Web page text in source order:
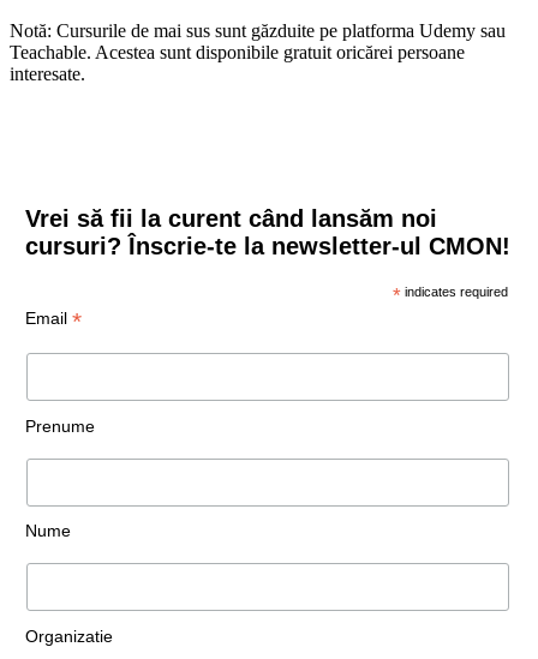
Notă: Cursurile de mai sus sunt găzduite pe platforma Udemy sau
Teachable. Acestea sunt disponibile gratuit oricărei persoane
interesate.
Vrei să fii la curent când lansăm noi
cursuri? Înscrie-te la newsletter-ul CMON!
* indicates required
Email *
Prenume
Nume
Organizatie